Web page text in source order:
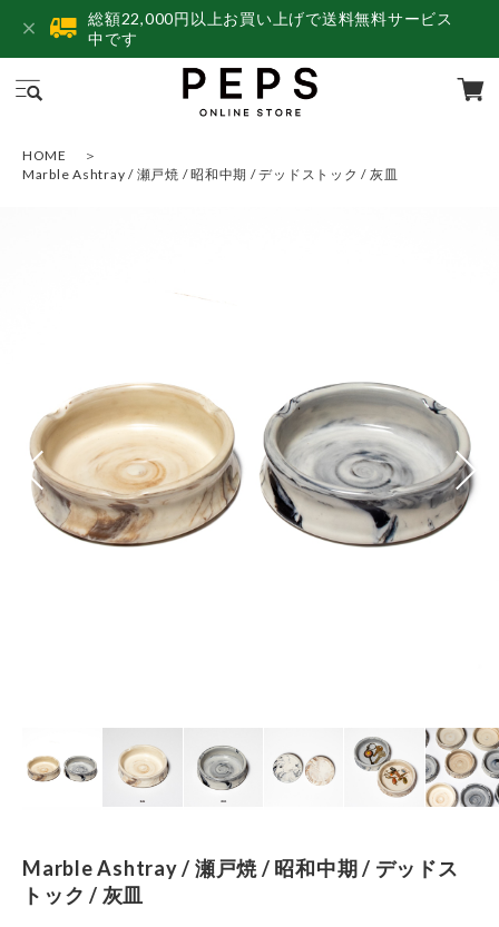
総額22,000円以上お買い上げで送料無料サービス
中です
HOME
Marble Ashtray / 瀬戸焼 / 昭和中期 / デッドストック / 灰皿
Marble Ashtray / 瀬戸焼 / 昭和中期 / デッドス
トック / 灰皿